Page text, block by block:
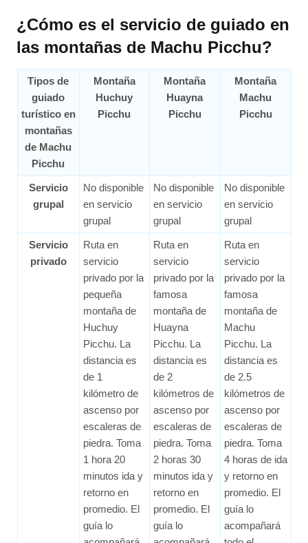
¿Cómo es el servicio de guiado en
las montañas de Machu Picchu?
Tipos de
guiado
turístico en
montañas
de Machu
Picchu
Montaña
Huchuy
Picchu
Montaña
Huayna
Picchu
Montaña
Machu
Picchu
Servicio
grupal
No disponible
en servicio
grupal
No disponible
en servicio
grupal
No disponible
en servicio
grupal
Servicio
privado
Ruta en
servicio
privado por la
pequeña
montaña de
Huchuy
Picchu. La
distancia es
de 1
kilómetro de
ascenso por
escaleras de
piedra. Toma
1 hora 20
minutos ida y
retorno en
promedio. El
guía lo
Ruta en
servicio
privado por la
famosa
montaña de
Huayna
Picchu. La
distancia es
de 2
kilómetros de
ascenso por
escaleras de
piedra. Toma
2 horas 30
minutos ida y
retorno en
promedio. El
guía lo
Ruta en
servicio
privado por la
famosa
montaña de
Machu
Picchu. La
distancia es
de 2.5
kilómetros de
ascenso por
escaleras de
piedra. Toma
4 horas de ida
y retorno en
promedio. El
guía lo
acompañará